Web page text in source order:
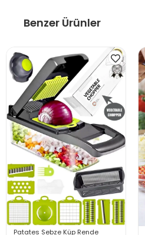
Benzer Ürünler
Patates Sebze Küp Rende